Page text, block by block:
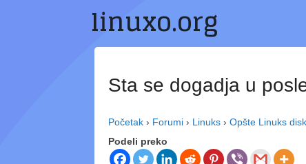
linuxo.org
Sta se dogadja u
Početak › Forumi › Linuks › Opšte Linuks
Podeli preko